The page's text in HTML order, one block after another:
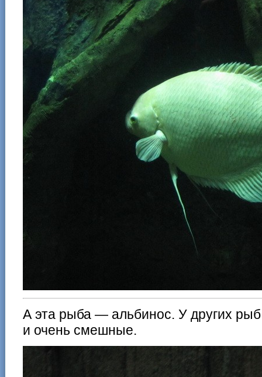
А эта рыба — альбинос. У других
и очень смешные.